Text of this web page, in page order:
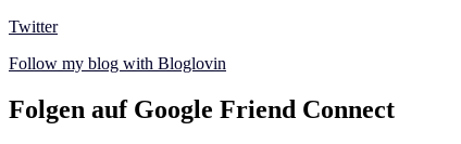
Twitter
Follow my blog with Bloglovin
Folgen auf Google Friend Connect